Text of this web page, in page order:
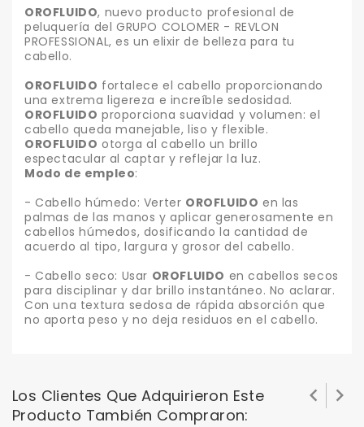
OROFLUIDO, nuevo producto profesional de
peluquería del GRUPO COLOMER - REVLON
PROFESSIONAL, es un elixir de belleza para tu
cabello.
OROFLUIDO fortalece el cabello proporcionando
una extrema ligereza e increíble sedosidad.
OROFLUIDO proporciona suavidad y volumen: el
cabello queda manejable, liso y flexible.
OROFLUIDO otorga al cabello un brillo
espectacular al captar y reflejar la luz.
Modo de empleo:
- Cabello húmedo: Verter OROFLUIDO en las
palmas de las manos y aplicar generosamente en
cabellos húmedos, dosificando la cantidad de
acuerdo al tipo, largura y grosor del cabello.
- Cabello seco: Usar OROFLUIDO en cabellos secos
para disciplinar y dar brillo instantáneo. No aclarar.
Con una textura sedosa de rápida absorción que
no aporta peso y no deja residuos en el cabello.
Los Clientes Que Adquirieron Este
Producto También Compraron:
 